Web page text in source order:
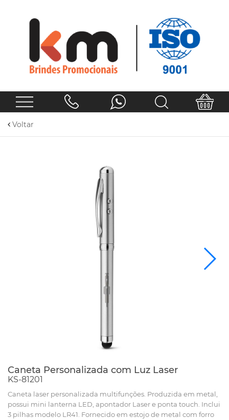
Voltar
Caneta Personalizada com Luz Laser
KS-81201
Caneta laser personalizada multifunções. Produzida em metal,
possui mini lanterna LED, apontador Laser e ponta touch. Inclui
3 pilhas modelo LR41. Fornecido em estojo de metal com forro